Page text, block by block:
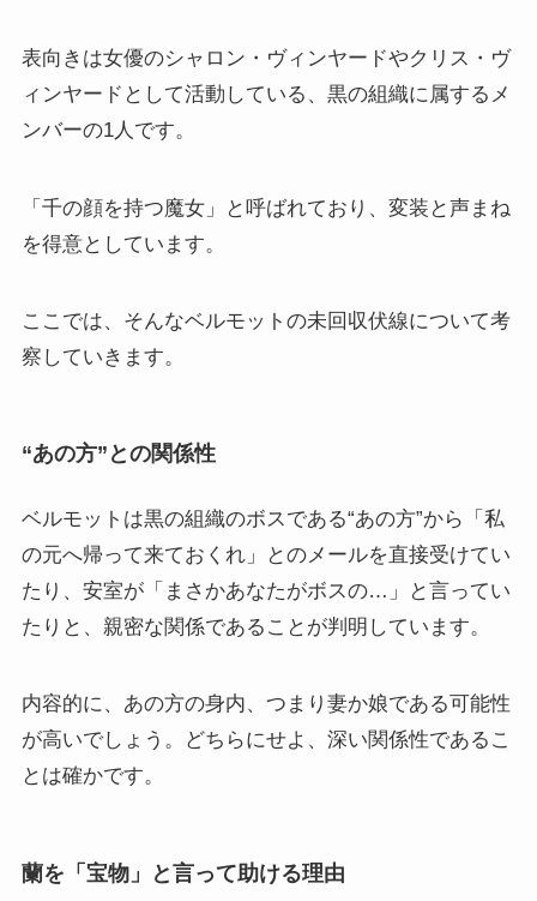
表向きは女優のシャロン・ヴィンヤードやクリス・ヴ
ィンヤードとして活動している、黒の組織に属するメ
ンバーの1人です。
「千の顔を持つ魔女」と呼ばれており、変装と声まね
を得意としています。
ここでは、そんなベルモットの未回収伏線について考
察していきます。
“あの方”との関係性
ベルモットは黒の組織のボスである“あの方”から「私
の元へ帰って来ておくれ」とのメールを直接受けてい
たり、安室が「まさかあなたがボスの…」と言ってい
たりと、親密な関係であることが判明しています。
内容的に、あの方の身内、つまり妻か娘である可能性
が高いでしょう。どちらにせよ、深い関係性であるこ
とは確かです。
蘭を「宝物」と言って助ける理由